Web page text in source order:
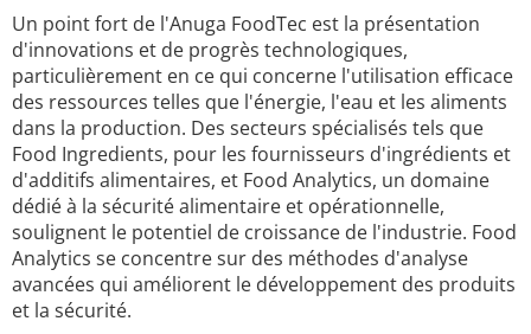
Un point fort de l'Anuga FoodTec est la présentation
d'innovations et de progrès technologiques,
particulièrement en ce qui concerne l'utilisation efficace
des ressources telles que l'énergie, l'eau et les aliments
dans la production. Des secteurs spécialisés tels que
Food Ingredients, pour les fournisseurs d'ingrédients et
d'additifs alimentaires, et Food Analytics, un domaine
dédié à la sécurité alimentaire et opérationnelle,
soulignent le potentiel de croissance de l'industrie. Food
Analytics se concentre sur des méthodes d'analyse
avancées qui améliorent le développement des produits
et la sécurité.